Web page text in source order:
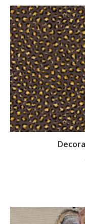
ganzen
gemberkoekjes
geometrisch
ginko
gnome
grafisch
groene thee